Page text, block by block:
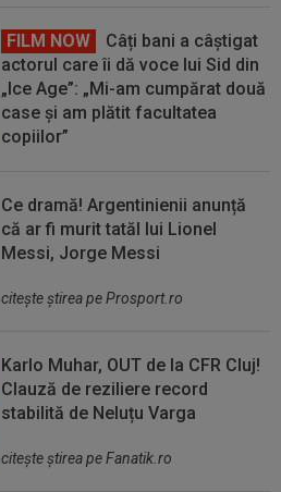
FILM NOW
Câți bani a câștigat
actorul care îi dă voce lui Sid din
„Ice Age”: „Mi-am cumpărat două
case și am plătit facultatea
copiilor”
Ce dramă! Argentinienii anunță
că ar fi murit tatăl lui Lionel
Messi, Jorge Messi
citeşte ştirea pe Prosport.ro
Karlo Muhar, OUT de la CFR Cluj!
Clauză de reziliere record
stabilită de Neluțu Varga
citeşte ştirea pe Fanatik.ro